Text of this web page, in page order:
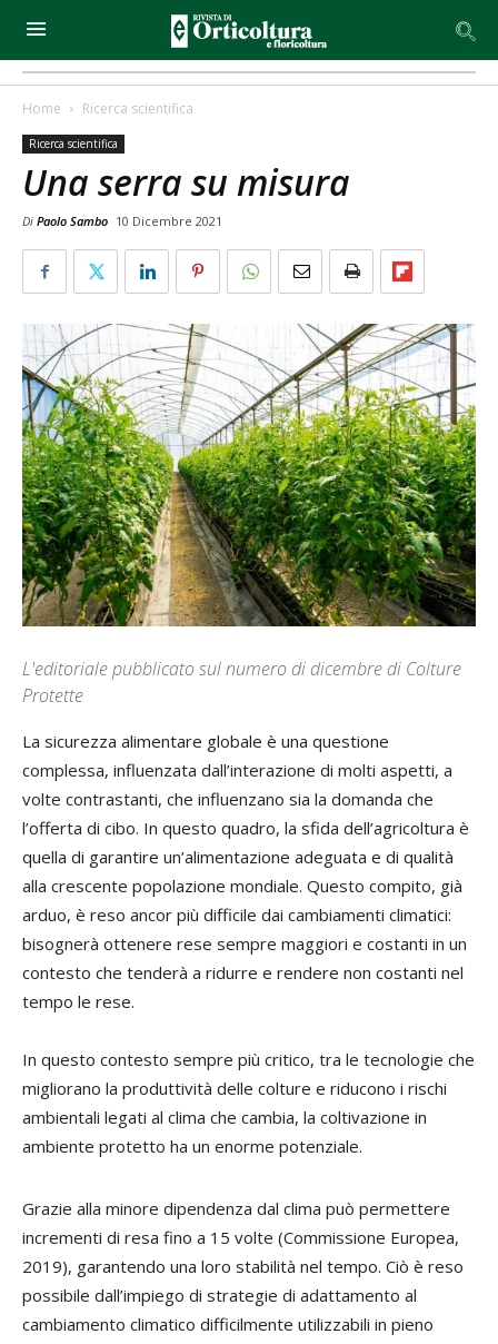
Home Ricerca scientifica
Ricerca scientifica
Una serra su misura
Di Paolo Sambo 10 Dicembre 2021
L'editoriale pubblicato sul numero di dicembre di Colture
Protette
­La sicurezza alimentare globale è una questione
complessa, influenzata dall’interazione di molti aspetti, a
volte contrastanti, che influenzano sia la domanda che
l’offerta di cibo. In questo quadro, la sfida dell’agricoltura è
quella di garantire un’alimentazione adeguata e di qualità
alla crescente popolazione mondiale. Questo compito, già
arduo, è reso ancor più difficile dai cambiamenti climatici:
bisognerà ottenere rese sempre maggiori e costanti in un
contesto che tenderà a ridurre e rendere non costanti nel
tempo le rese.
In questo contesto sempre più critico, tra le tecnologie che
migliorano la produttività delle colture e riducono i rischi
ambientali legati al clima che cambia, la coltivazione in
ambiente protetto ha un enorme potenziale.
Grazie alla minore dipendenza dal clima può permettere
incrementi di resa fino a 15 volte (Commissione Europea,
2019), garantendo una loro stabilità nel tempo. Ciò è reso
possibile dall’impiego di strategie di adattamento al
cambiamento climatico difficilmente utilizzabili in pieno